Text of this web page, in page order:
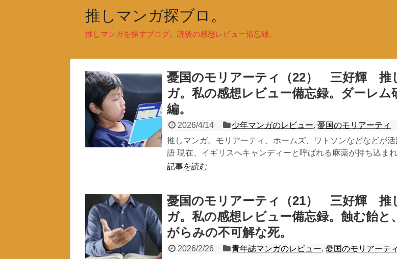
推しマンガ探ブロ。
推しマンガを探すブログ。読後の感想レビュー備忘録。
憂国のモリアーティ（22） 三好輝 推
ガ。私の感想レビュー備忘録。ダーレム
編。
2026/4/14 少年マンガのレビュー,憂国のモリアーティ
推しマンガ。モリアーティ、ホームズ、ワトソンなどなどが
語 現在、イギリスへキャンディーと呼ばれる麻薬が持ち込ま
記事を読む
憂国のモリアーティ（21） 三好輝 推
ガ。私の感想レビュー備忘録。蝕む飴と
がらみの不可解な死。
2026/2/26 青年誌マンガのレビュー,憂国のモリアーティ